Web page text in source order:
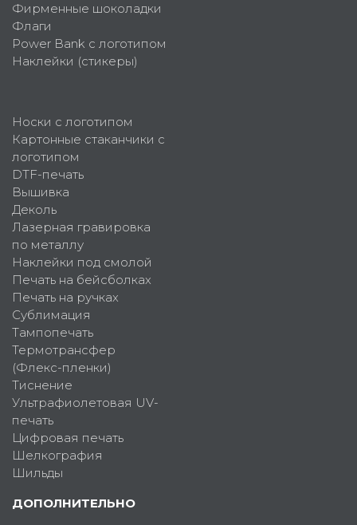
Фирменные шоколадки
Флаги
Power Bank с логотипом
Наклейки (стикеры)
Носки с логотипом
Картонные стаканчики с
логотипом
DTF-печать
Вышивка
Деколь
Лазерная гравировка
по металлу
Наклейки под смолой
Печать на бейсболках
Печать на ручках
Сублимация
Тампопечать
Термотрансфер
(Флекс-пленки)
Тиснение
Ультрафиолетовая UV-
печать
Цифровая печать
Шелкография
Шильды
ДОПОЛНИТЕЛЬНО